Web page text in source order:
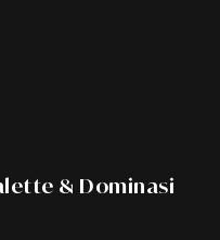
Baru Dalam Gaya
Kuantitas Barang
& Dominasi